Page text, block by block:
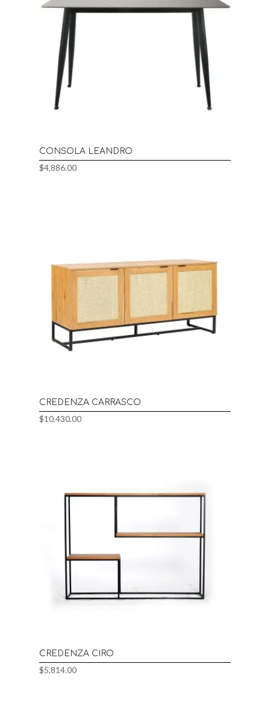
CONSOLA LEANDRO
$4,886.00
CREDENZA CARRASCO
$10,430.00
CREDENZA CIRO
$5,814.00